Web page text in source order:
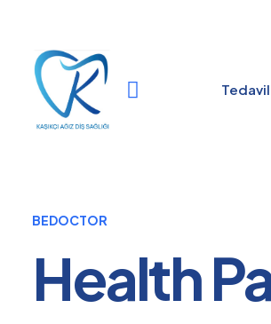
BEDOCTOR
Health